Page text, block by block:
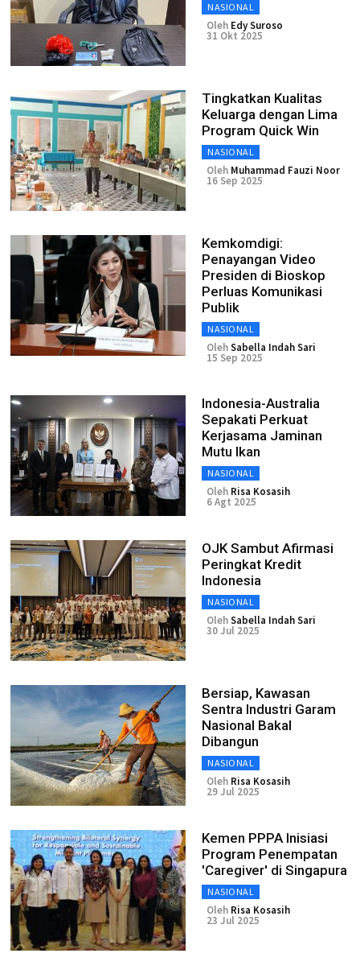
NASIONAL
Oleh Edy Suroso
31 Okt 2025
Tingkatkan Kualitas
Keluarga dengan Lima
Program Quick Win
NASIONAL
Oleh Muhammad Fauzi Noor
16 Sep 2025
Kemkomdigi:
Penayangan Video
Presiden di Bioskop
Perluas Komunikasi
Publik
NASIONAL
OlehSabella Indah Sari
15 Sep 2025
Indonesia-Australia
Sepakati Perkuat
Kerjasama Jaminan
Mutu Ikan
NASIONAL
Oleh Risa Kosasih
6 Agt 2025
OJK Sambut Afirmasi
Peringkat Kredit
Indonesia
NASIONAL
OlehSabella Indah Sari
30 Jul 2025
Bersiap, Kawasan
Sentra Industri Garam
Nasional Bakal
Dibangun
NASIONAL
Oleh Risa Kosasih
29 Jul 2025
Kemen PPPA Inisiasi
Program Penempatan
'Caregiver' di Singapura
NASIONAL
Oleh Risa Kosasih
23 Jul 2025